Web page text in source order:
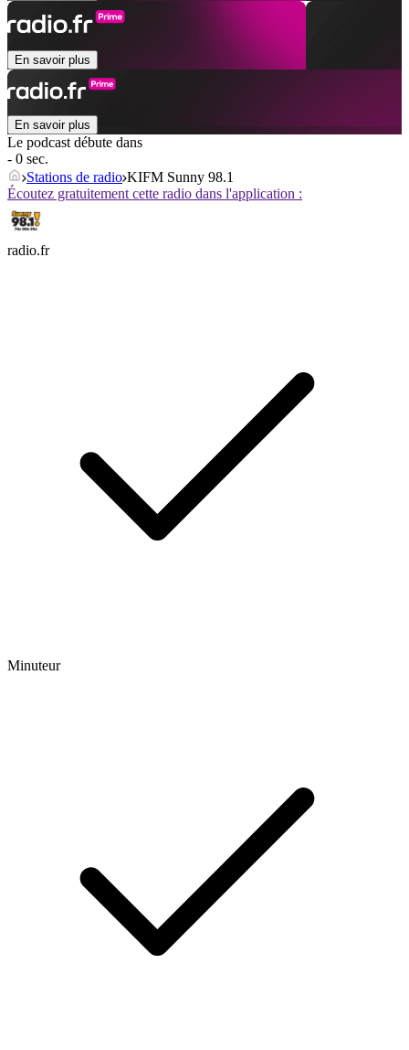
En savoir plus
En savoir plus
Le podcast débute dans
- 0 sec.
Stations de radio KIFM Sunny 98.1
Écoutez gratuitement cette radio dans l'application :
radio.fr
Minuteur